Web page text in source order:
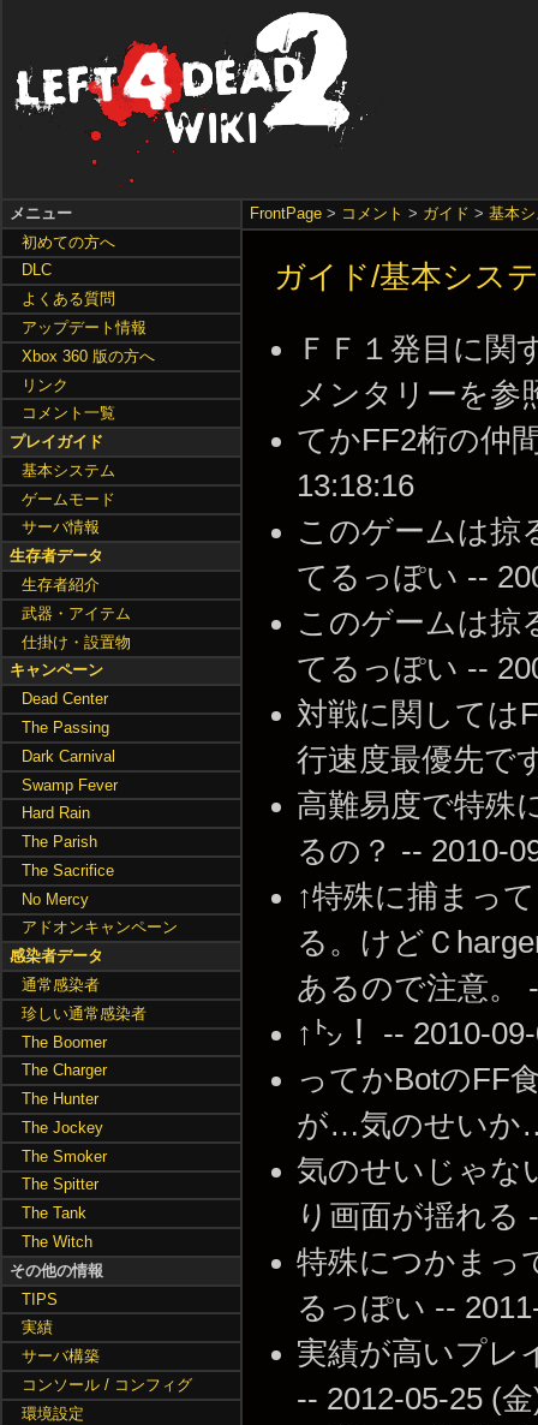
FrontPage > コメント > ガイド >基本
ガイド/基本シス
ＦＦ１発目に関
メンタリーを参
てかFF2桁の仲
13:18:16
このゲームは掠
てるっぽい --
このゲームは掠
てるっぽい --
対戦に関しては
行速度最優先で
高難易度で特殊
るの？ -- 2010-
↑特殊に捕まっ
る。けどＣ
あるので注意。
↑㌧！ -- 2010-
ってかBotのFF
が…気のせいか
気のせいじゃな
り画面が揺れる
特殊につかまっ
るっぽい --
実績が高いプレ
-- 2012-05-25 (
メニュー
初めての方へ
DLC
よくある質問
アップデート情報
Xbox 360 版の方へ
リンク
コメント一覧
プレイガイド
基本システム
ゲームモード
サーバ情報
生存者データ
生存者紹介
武器・アイテム
仕掛け・設置物
キャンペーン
Dead Center
The Passing
Dark Carnival
Swamp Fever
Hard Rain
The Parish
The Sacrifice
No Mercy
アドオンキャンペーン
感染者データ
通常感染者
珍しい通常感染者
The Boomer
The Charger
The Hunter
The Jockey
The Smoker
The Spitter
The Tank
The Witch
その他の情報
TIPS
実績
サーバ構築
コンソール / コンフィグ
環境設定